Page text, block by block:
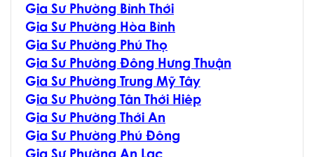
Gia Sư Phường Bình Thới
Gia Sư Phường Hòa Bình
Gia Sư Phường Phú Thọ
Gia Sư Phường Đông Hưng Thuận
Gia Sư Phường Trung Mỹ Tây
Gia Sư Phường Tân Thới Hiêp
Gia Sư Phường Thới An
Gia Sư Phường Phú Đông